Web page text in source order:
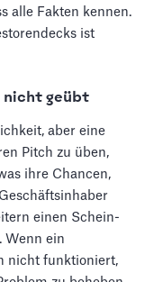
alle Fakten kennen.
ist
nicht geübt
aber eine
Pitch zu üben,
ihre Chancen,
einen Schein-
Wenn ein
nicht funktioniert,